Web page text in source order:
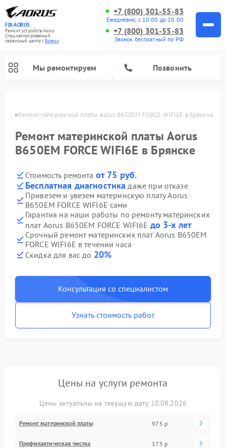
FIX-AORUS
Ремонт устройств Aorus
Специализированный
cервисный центр г.Брянск
+7 (800) 301-55-83
Ежедневно, с 10:00 до 20:00
+7 (800) 301-55-83
Звонок бесплатный по РФ
Мы ремонтируем Позвонить
Ремонт материнской платы Aorus B650EM FORCE WIFI6E в Брянске
Ремонт материнской платы Aorus
B650EM FORCE WIFI6E в Брянске
Стоимость ремонта от 75 руб.
Бесплатная диагностика даже при отказе
Привезем и увезем материнскую плату Aorus
B650EM FORCE WIFI6E сами
Гарантия на наши работы по ремонту материнских
плат Aorus B650EM FORCE WIFI6E до 3-х лет
Срочный ремонт материнских плат Aorus B650EM
FORCE WIFI6E в течении часа
Скидка для вас до 20%
Консультация со специалистом
Узнать стоимость работ
Цены на услуги ремонта
Цены актуальны на текущую дату 10.08.2026
Ремонт материнской платы 975 р
Профилактическая чистка 175 р